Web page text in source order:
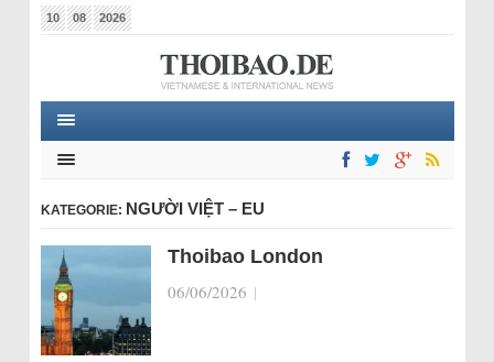
10 08 2026
KATEGORIE: NGƯỜI VIỆT – EU
Thoibao London
06/06/2026 |